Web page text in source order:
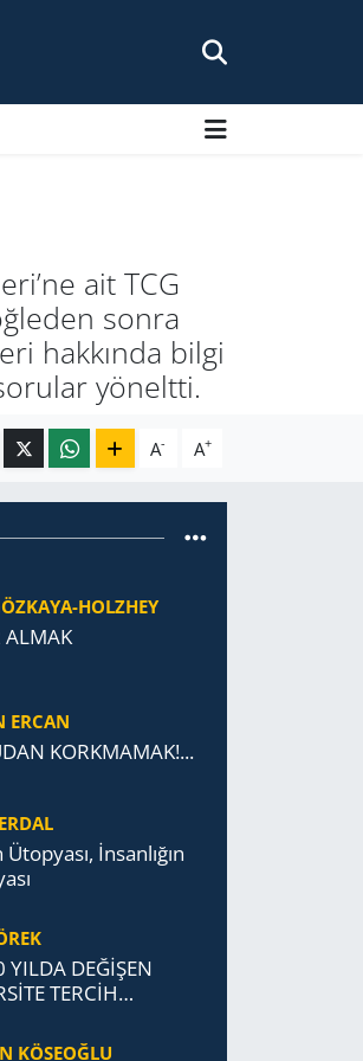
ait TCG
sonra
hak­kın­da bilgi
yö­nelt­ti.
A- A+
HOLZHEY
ALMAK
ERCAN
KORKMAMAK!...
Ütopyası, İnsanlığın
YILDA DEĞİŞEN
TERCİH
KÖSEOĞLU